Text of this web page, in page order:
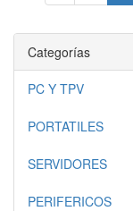
Categorías
PC Y TPV
PORTATILES
SERVIDORES
PERIFERICOS